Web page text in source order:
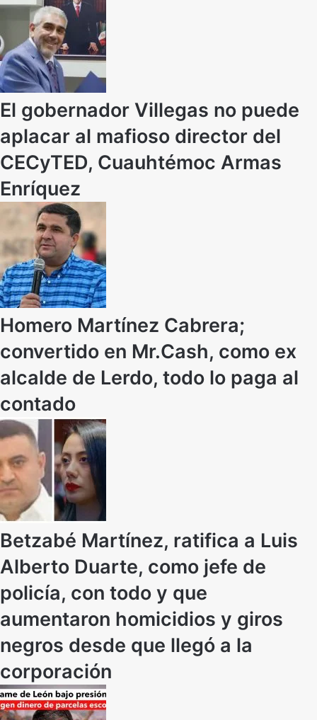
El gobernador Villegas no puede
aplacar al mafioso director del
CECyTED, Cuauhtémoc Armas
Enríquez
Homero Martínez Cabrera;
convertido en Mr.Cash, como ex
alcalde de Lerdo, todo lo paga al
contado
Betzabé Martínez, ratifica a Luis
Alberto Duarte, como jefe de
policía, con todo y que
aumentaron homicidios y giros
negros desde que llegó a la
corporación